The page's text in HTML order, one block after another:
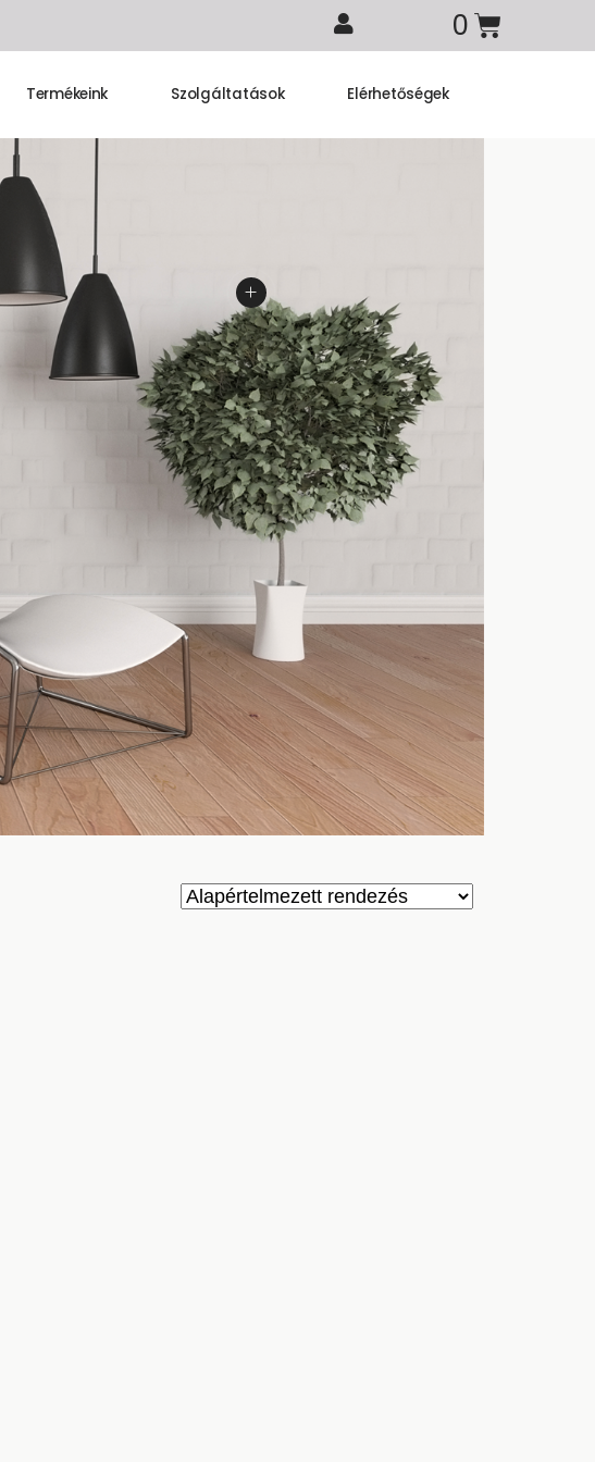
Termékeink Szolgáltatások Elérhetőségek